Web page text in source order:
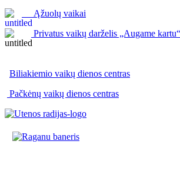
Ąžuolų vaikai
Privatus vaikų darželis „Augame kartu“
Biliakiemio vaikų dienos centras
Pačkėnų vaikų dienos centras